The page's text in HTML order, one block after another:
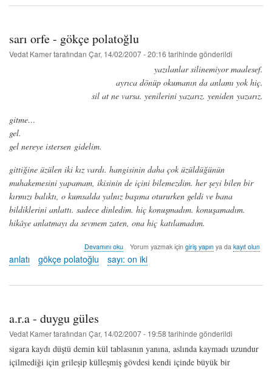
salih
sarı orfe - gökçe polatoğlu
Vedat Kamertarafından Çar, 14/02/2007 - 20:16 tarihinde gönderildi
yazılanlar silinemiyor maalesef.
ayrıca dönüp okumanın da anlamı yok hiç.
sil at ne varsa. yenilerini yazarız. yeniden yazarız.
gitme…
gel.
gel nereye istersen gidelim.
gittiğine üzülen iki kız vardı. hangisinin daha çok üzüldüğünün
muhakemesini yapamam, ikisinin de içini bilemezdim. her şeyi bilen bir
kırmızı balıktı, o kumsalda yalnız başıma otururken geldi ve bana
bildiklerini anlattı. sadece dinledim. hiç konuşmadım. konuşamadım.
hikâye anlatmayı da sevmem zaten, ona hiç katılamadım.
sarı
orfe
-
polatoğlu
Devamını oku Yorum yazmak için giriş yapınya da kayıt olun
anlatı gökçe polatoğlu sayı: on iki
a.r.a - duygu güles
Vedat Kamertarafından Çar, 14/02/2007 - 19:58 tarihinde gönderildi
sigara kaydı düştü demin kül tablasının yanına, aslında kaymadı uzundur
içilmediği için grileşip külleşmiş gövdesi kendi içinde büyük bir